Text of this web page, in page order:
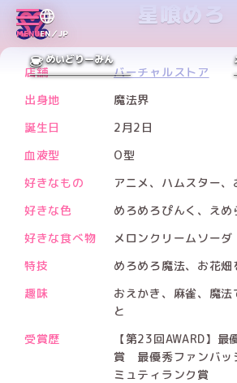
MENUEN／JP
めいどりーみん
星喰めろ
PREV
Xアカウント
店舗
バーチャルストア
出身地
魔法界
誕生日
2月2日
血液型
O型
好きなもの
アニメ、ハムスター、
好きな色
めろめろぴんく、えめ
好きな食べ物
メロンクリームソーダ
特技
めろめろ魔法、お花畑
趣味
おえかき、麻雀、魔法
と
受賞歴
【第23回AWARD】最
賞 最優秀ファンバ
ミュティランク賞